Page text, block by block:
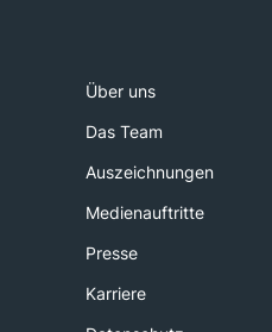
Über uns
Das Team
Auszeichnungen
Medienauftritte
Presse
Karriere